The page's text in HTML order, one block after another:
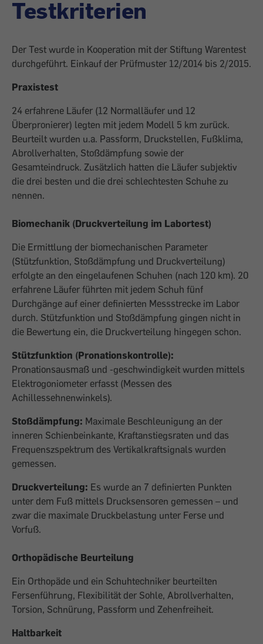
Testkriterien
Der Test wurde in Kooperation mit der Stiftung Warentest
durchgeführt. Einkauf der Prüfmuster 12/2014 bis 2/2015.
Praxistest
24 erfahrene Läufer (12 Normalläufer und 12
Überpronierer) legten mit jedem Modell 5 km zurück.
Beurteilt wurden u.a. Passform, Druckstellen, Fußklima,
Abrollverhalten, Stoßdämpfung sowie der
Gesamteindruck. Zusätzlich hatten die Läufer subjektiv
die drei besten und die drei schlechtesten Schuhe zu
nennen.
Biomechanik (Druckverteilung im Labortest)
Die Ermittlung der biomechanischen Parameter
(Stützfunktion, Stoßdämpfung und Druckverteilung)
erfolgte an den eingelaufenen Schuhen (nach 120 km). 20
erfahrene Läufer führten mit jedem Schuh fünf
Durchgänge auf einer definierten Messstrecke im Labor
durch. Stützfunktion und Stoßdämpfung gingen nicht in
die Bewertung ein, die Druckverteilung hingegen schon.
Stützfunktion (Pronationskontrolle):
Pronationsausmaß und -geschwindigkeit wurden mittels
Elektrogoniometer erfasst (Messen des
Achillessehnenwinkels).
Stoßdämpfung: Maximale Beschleunigung an der
inneren Schienbeinkante, Kraftanstiegsraten und das
Frequenszspektrum des Vertikalkraftsignals wurden
gemessen.
Druckverteilung: Es wurde an 7 definierten Punkten
unter dem Fuß mittels Drucksensoren gemessen – und
zwar die maximale Druckbelastung unter Ferse und
Vorfuß.
Orthopädische Beurteilung
Ein Orthopäde und ein Schuhtechniker beurteilten
Fersenführung, Flexibilität der Sohle, Abrollverhalten,
Torsion, Schnürung, Passform und Zehenfreiheit.
Haltbarkeit